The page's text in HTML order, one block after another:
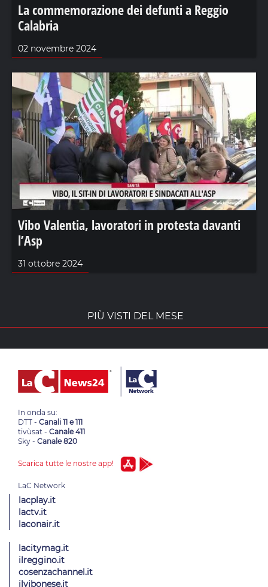
La commemorazione dei defunti a Reggio
Calabria
02 novembre 2024
Vibo Valentia, lavoratori in protesta davanti
l’Asp
31 ottobre 2024
PIÙ VISTI DEL MESE
In onda su:
DTT - Canali 11 e 111
tivùsat - Canale 411
Sky - Canale 820
Scarica tutte le nostre app!
lacplay.it
lactv.it
laconair.it
lacitymag.it
ilreggino.it
cosenzachannel.it
ilvibonese.it